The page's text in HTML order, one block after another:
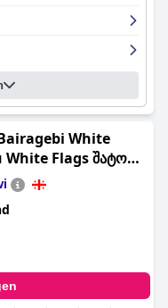
White
White Flags შატო